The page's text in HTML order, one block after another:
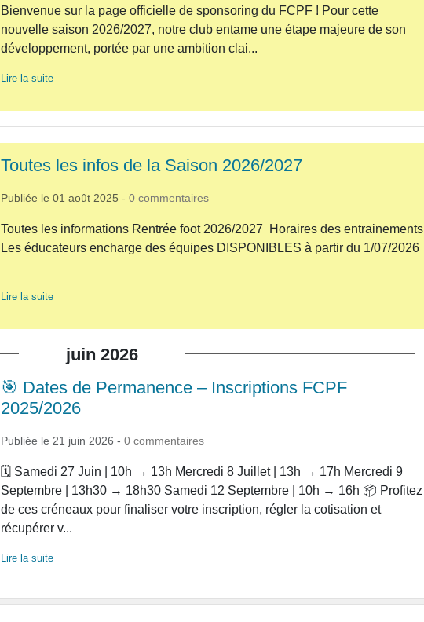
Bienvenue sur la page officielle de sponsoring du FCPF ! Pour cette
nouvelle saison 2026/2027, notre club entame une étape majeure de son
développement, portée par une ambition clai...
Lire la suite
Toutes les infos de la Saison 2026/2027
Publiée le 01 août 2025 - 0 commentaires
Toutes les informations Rentrée foot 2026/2027 Horaires des entrainements
Les éducateurs encharge des équipes DISPONIBLES à partir du 1/07/2026
Lire la suite
juin 2026
🎯 Dates de Permanence – Inscriptions FCPF
2025/2026
Publiée le 21 juin 2026 - 0 commentaires
🗓️ Samedi 27 Juin | 10h → 13h Mercredi 8 Juillet | 13h → 17h Mercredi 9
Septembre | 13h30 → 18h30 Samedi 12 Septembre | 10h → 16h 📦 Profitez
de ces créneaux pour finaliser votre inscription, régler la cotisation et
récupérer v...
Lire la suite